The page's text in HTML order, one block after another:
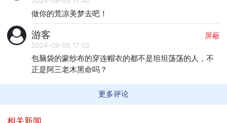
做你的荒凉美梦去吧！
游客 屏蔽
2024-09-05 17:02
包脑袋的蒙纱布的穿连帽衣的都不是坦坦荡荡的人，不
正是阿三老木黑命吗？
更多评论
相关新闻